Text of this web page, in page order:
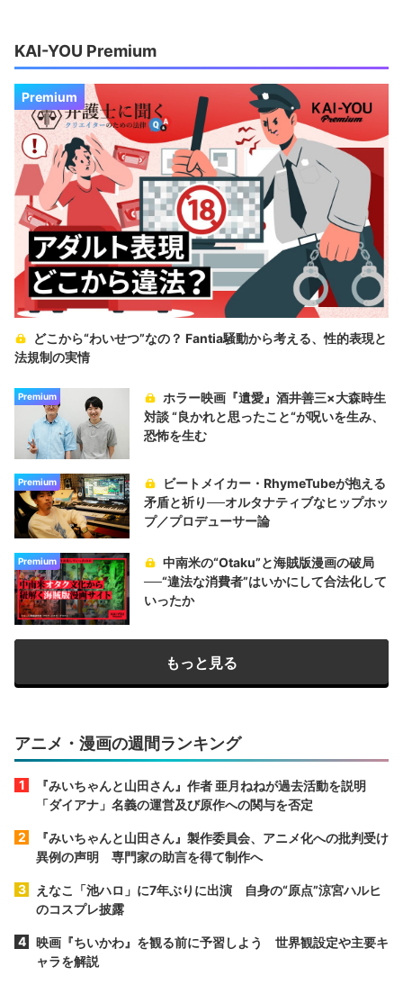
KAI-YOU Premium
Premium
どこから“わいせつ”なの？ Fantia騒動から考える、性的表現と
法規制の実情
Premium
ホラー映画『遺愛』酒井善三×大森時生
対談 “良かれと思ったこと“が呪いを生み、
恐怖を生む
Premium
ビートメイカー・RhymeTubeが抱える
矛盾と祈り──オルタナティブなヒップホッ
プ／プロデューサー論
Premium
中南米の“Otaku”と海賊版漫画の破局
──“違法な消費者”はいかにして合法化して
いったか
もっと見る
アニメ・漫画の週間ランキング
『みいちゃんと山田さん』作者 亜月ねねが過去活動を説明
「ダイアナ」名義の運営及び原作への関与を否定
『みいちゃんと山田さん』製作委員会、アニメ化への批判受け
異例の声明 専門家の助言を得て制作へ
えなこ「池ハロ」に7年ぶりに出演 自身の“原点”涼宮ハルヒ
のコスプレ披露
映画『ちいかわ』を観る前に予習しよう 世界観設定や主要キ
ャラを解説